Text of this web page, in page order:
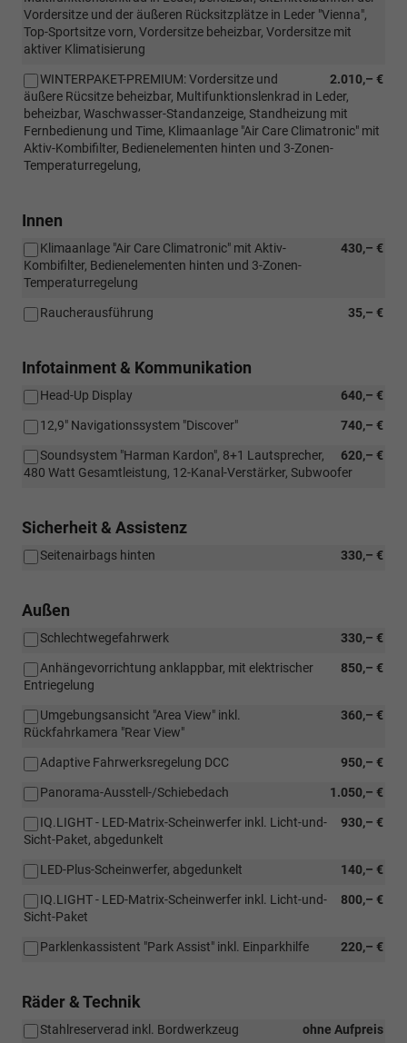
Vordersitze und der äußeren Rücksitzplätze in Leder "Vienna",
Top-Sportsitze vorn, Vordersitze beheizbar, Vordersitze mit
aktiver Klimatisierung
2.010,– €
WINTERPAKET-PREMIUM: Vordersitze und
äußere Rücsitze beheizbar, Multifunktionslenkrad in Leder,
beheizbar, Waschwasser-Standanzeige, Standheizung mit
Fernbedienung und Time, Klimaanlage "Air Care Climatronic" mit
Aktiv-Kombifilter, Bedienelementen hinten und 3-Zonen-
Temperaturregelung,
Innen
430,– €
Klimaanlage "Air Care Climatronic" mit Aktiv-
Kombifilter, Bedienelementen hinten und 3-Zonen-
Temperaturregelung
35,– €
Raucherausführung
Infotainment & Kommunikation
640,– €
Head-Up Display
740,– €
12,9" Navigationssystem "Discover"
620,– €
Soundsystem "Harman Kardon", 8+1 Lautsprecher,
480 Watt Gesamtleistung, 12-Kanal-Verstärker, Subwoofer
Sicherheit & Assistenz
330,– €
Seitenairbags hinten
Außen
330,– €
Schlechtwegefahrwerk
850,– €
Anhängevorrichtung anklappbar, mit elektrischer
Entriegelung
360,– €
Umgebungsansicht "Area View" inkl.
Rückfahrkamera "Rear View"
950,– €
Adaptive Fahrwerksregelung DCC
1.050,– €
Panorama-Ausstell-/Schiebedach
930,– €
IQ.LIGHT - LED-Matrix-Scheinwerfer inkl. Licht-und-
Sicht-Paket, abgedunkelt
140,– €
LED-Plus-Scheinwerfer, abgedunkelt
800,– €
IQ.LIGHT - LED-Matrix-Scheinwerfer inkl. Licht-und-
Sicht-Paket
220,– €
Parklenkassistent "Park Assist" inkl. Einparkhilfe
Räder & Technik
ohne Aufpreis
Stahlreserverad inkl. Bordwerkzeug